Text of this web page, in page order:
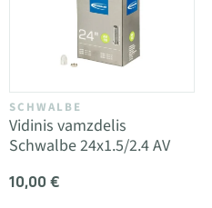
SCHWALBE
Vidinis vamzdelis
Schwalbe 24x1.5/2.4 AV
10,00 €